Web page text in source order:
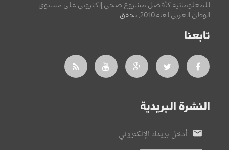
للمعلوماتية كأفضل مشروع صحي إلكتروني على مستوى
الوطن العربي لعام2010,
تحقق
تابعنا
النشرة البريدية
أدخل بريدك الإلكتروني